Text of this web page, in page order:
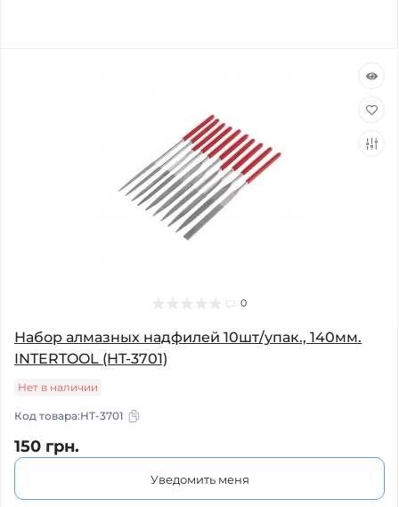
0
Набор алмазных надфилей 10шт/упак., 140мм.
INTERTOOL (HT-3701)
Нет в наличии
Код товара:HT-3701
150 грн.
Уведомить меня